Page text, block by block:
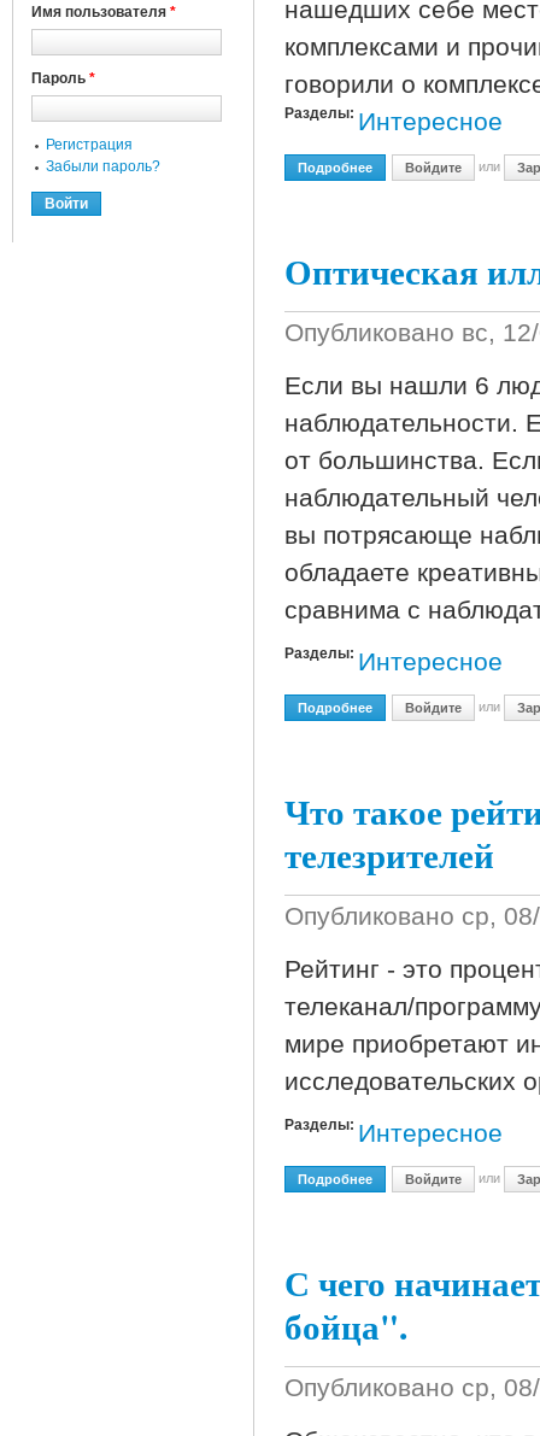
нашедших себе
комплексами и
говорили о
Разделы: Интересное
Подробнее О Хакеры, Кто Они?
Войдите или
Оптическая
Опубликовано вс,
Если вы нашли 6
наблюдательности.
от большинства.
наблюдательный
вы потрясающе
обладаете
сравнима с
Разделы: Интересное
Подробнее О Оптическая Иллюзия:
Войдите или
Что такое
телезрителей
Опубликовано ср,
Рейтинг - это
телеканал/
мире приобретают
исследовательских
Разделы: Интересное
Подробнее О Что Такое Рейтинг
Войдите или
С чего
бойца".
Опубликовано ср,
Имя пользователя *
Пароль *
Регистрация
Забыли пароль?